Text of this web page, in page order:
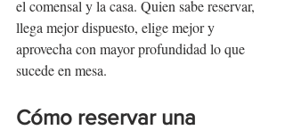
el comensal y la casa. Quien sabe reservar,
llega mejor dispuesto, elige mejor y
aprovecha con mayor profundidad lo que
sucede en mesa.
Cómo reservar una